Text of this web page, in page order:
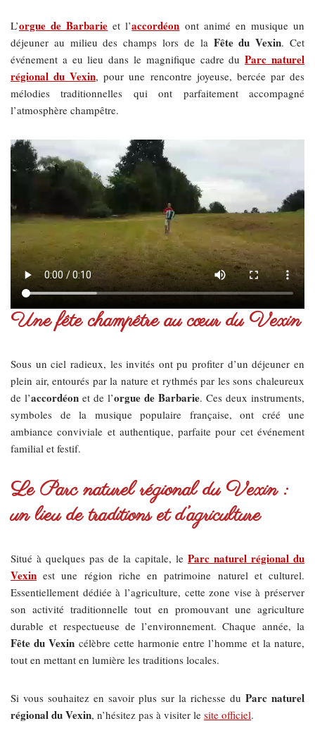
L’orgue de Barbarie et l’accordéon ont animé en musique un
déjeuner au milieu des champs lors de la Fête du Vexin. Cet
événement a eu lieu dans le magnifique cadre duParc naturel
régional du Vexin, pour une rencontre joyeuse, bercée par des
mélodies traditionnelles qui ont parfaitement accompagné
l’atmosphère champêtre.
Une fête champêtre au cœur du Vexin
Sous un ciel radieux, les invités ont pu profiter d’un déjeuner en
plein air, entourés par la nature et rythmés par les sons chaleureux
de l’accordéon et de l’orgue de Barbarie. Ces deux instruments,
symboles de la musique populaire française, ont créé une
ambiance conviviale et authentique, parfaite pour cet événement
familial et festif.
Le Parc naturel régional du Vexin :
un lieu de traditions et d’agriculture
Situé à quelques pas de la capitale, le Parc naturel régional du
Vexin est une région riche en patrimoine naturel et culturel.
Essentiellement dédiée à l’agriculture, cette zone vise à préserver
son activité traditionnelle tout en promouvant une agriculture
durable et respectueuse de l’environnement. Chaque année, la
Fête du Vexin célèbre cette harmonie entre l’homme et la nature,
tout en mettant en lumière les traditions locales.
Si vous souhaitez en savoir plus sur la richesse du Parc naturel
régional du Vexin, n’hésitez pas à visiter le site officiel.